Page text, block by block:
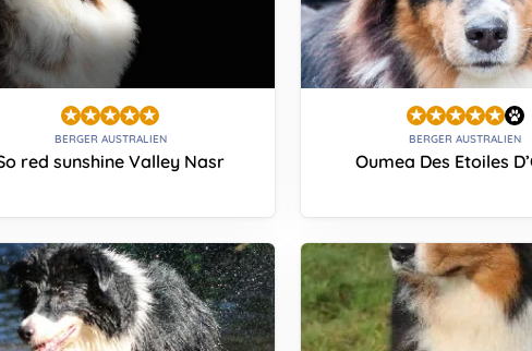
BERGER AUSTRALIEN
red sunshine Valley Nasr
BERGER AUSTRALIEN
Oumea Des Etoiles